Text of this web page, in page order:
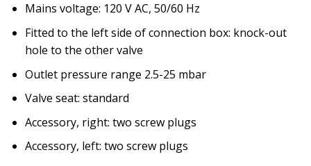
Mains voltage: 120 V AC, 50/60 Hz
Fitted to the left side of connection box: knock-out
hole to the other valve
Outlet pressure range 2.5-25 mbar
Valve seat: standard
Accessory, right: two screw plugs
Accessory, left: two screw plugs